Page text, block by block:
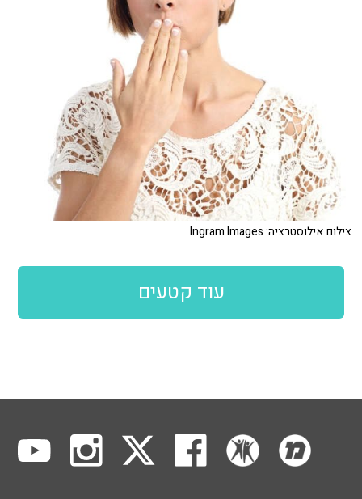
צילום אילוסטרציה: Ingram Images
עוד קטעים